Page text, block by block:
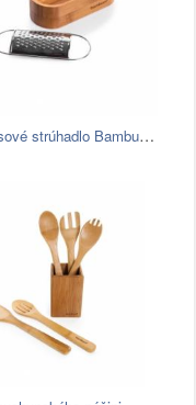
Bambusové strúhadlo Bambum Thende